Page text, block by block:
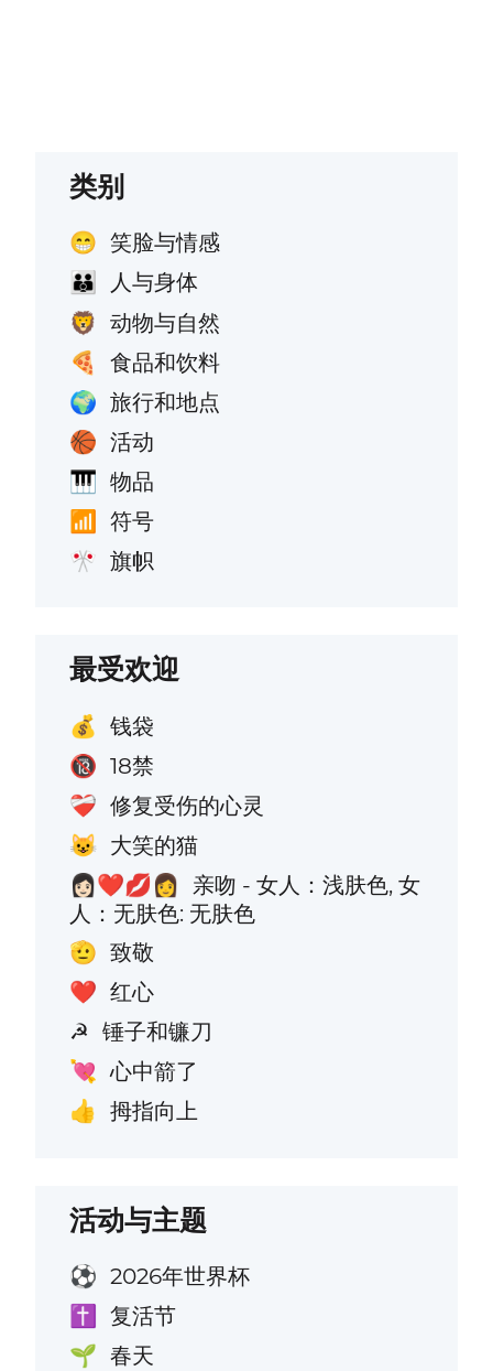
类别
😁 笑脸与情感
👪 人与身体
🦁 动物与自然
🍕 食品和饮料
🌍 旅行和地点
🏀 活动
🎹 物品
📶 符号
🎌 旗帜
最受欢迎
💰 钱袋
🔞 18禁
❤️‍🩹 修复受伤的心灵
😺 大笑的猫
👩🏻‍❤️‍💋‍👩
亲吻 - 女人：浅肤色, 女
人：无肤色: 无肤色
🫡 致敬
❤️ 红心
☭ 锤子和镰刀
💘 心中箭了
👍 拇指向上
活动与主题
⚽ 2026年世界杯
✝️ 复活节
🌱 春天